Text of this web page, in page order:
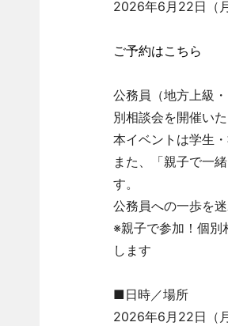
2026年6月22日（
ご予約はこちら
公務員（地方上級
別相談会を開催いた
本イベントは学生
また、「親子で一
す。
公務員への一歩を
※親子で参加！個別
します
■日時／場所
2026年6月22日（